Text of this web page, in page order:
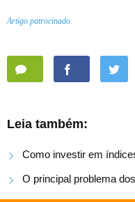
Artigo patrocinado
Leia também:
Como investir em
O principal problema